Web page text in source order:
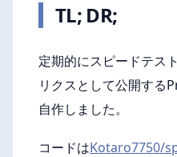
TL; DR;
定期的にスピードテス
リクスとして公開す
自作しました。
コードはKotaro7750/